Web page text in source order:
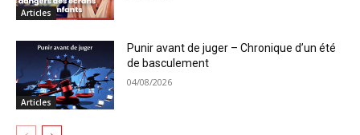
Articles
Articles
Punir avant de juger – Chronique d’un été
de basculement
04/08/2026